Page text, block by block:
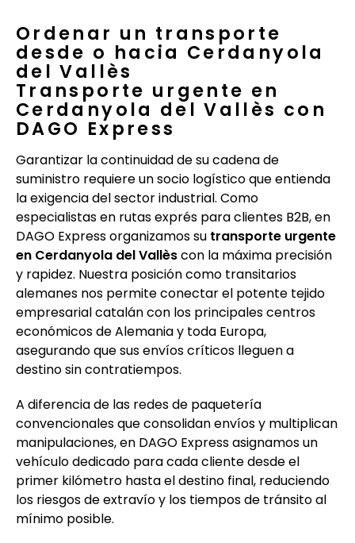
Ordenar un transporte
desde o hacia Cerdanyola
del Vallès
Transporte urgente en
Cerdanyola del Vallès con
DAGO Express
Garantizar la continuidad de su cadena de
suministro requiere un socio logístico que entienda
la exigencia del sector industrial. Como
especialistas en rutas exprés para clientes B2B, en
DAGO Express organizamos su transporte urgente
en Cerdanyola del Vallèscon la máxima precisión
y rapidez. Nuestra posición como transitarios
alemanes nos permite conectar el potente tejido
empresarial catalán con los principales centros
económicos de Alemania y toda Europa,
asegurando que sus envíos críticos lleguen a
destino sin contratiempos.
A diferencia de las redes de paquetería
convencionales que consolidan envíos y multiplican
manipulaciones, en DAGO Express asignamos un
vehículo dedicado para cada cliente desde el
primer kilómetro hasta el destino final, reduciendo
los riesgos de extravío y los tiempos de tránsito al
mínimo posible.